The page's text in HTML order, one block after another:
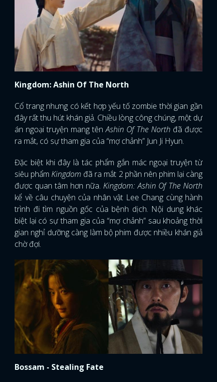
Kingdom: Ashin Of The North
Cổ trang nhưng có kết hợp yếu tố zombie thời gian gần
đây rất thu hút khán giả. Chiều lòng công chúng, một dự
án ngoại truyện mang tên Ashin Of The North đã được
ra mắt, có sự tham gia của “mợ chảnh” Jun Ji Hyun.
Đặc biệt khi đây là tác phẩm gắn mác ngoại truyện từ
siêu phẩmKingdom đã ra mắt 2 phần nên phim lại càng
được quan tâm hơn nữa. Kingdom: Ashin Of The North
kể về câu chuyện của nhân vật Lee Chang cùng hành
trình đi tìm nguồn gốc của bệnh dịch. Nội dung khác
biệt lại có sự tham gia của “mợ chảnh” sau khoảng thời
gian nghỉ dưỡng càng làm bộ phim được nhiều khán giả
chờ đợi.
Bossam - Stealing Fate